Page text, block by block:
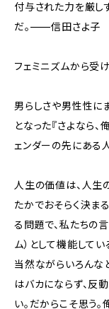
付与された力を厳し
だ。——信田さよ子
フェミニズムから受
男らしさや男性性に
となった『さよなら、
ェンダーの先にある
人生の価値は、人生
たかでおそらく決ま
る問題で、私たちの
ム）として機能して
当然ながらいろんな
はバカにならず、反
い。だからこそ思う